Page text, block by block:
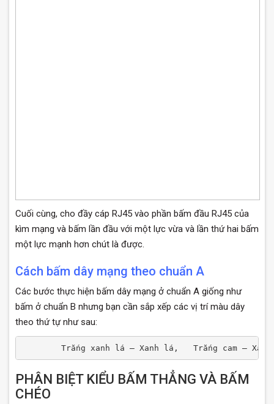
Cuối cùng, cho đầy cáp RJ45 vào phần bấm đầu RJ45 của
kìm mạng và bấm lần đầu với một lực vừa và lần thứ hai bấm
một lực mạnh hơn chút là được.
Cách bấm dây mạng theo chuẩn A
Các bước thực hiện bấm dây mạng ở chuẩn A giống như
bấm ở chuẩn B nhưng bạn cần sắp xếp các vị trí màu dây
theo thứ tự như sau:
Trắng xanh lá – Xanh lá,   Trắng cam –
PHÂN BIỆT KIỂU BẤM THẲNG VÀ BẤM
CHÉO